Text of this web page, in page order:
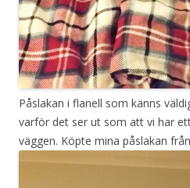
Påslakan i flanell som känns
varför det ser ut som att vi har
väggen. Köpte mina påslakan